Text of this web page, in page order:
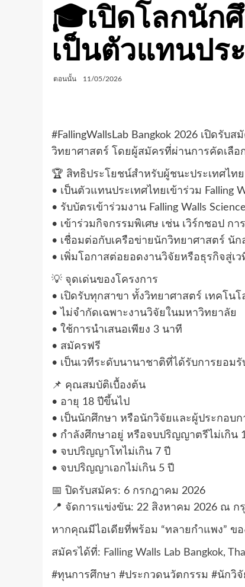
🎓เปิดโลกนัก
เป็นตัวแทนปร
ตอนนั้น 11/05/2026
#FallingWallsLab Bangkok 2026 เปิดรั
วิทยาศาสตร์ โดยผู้สมัครที่ผ่านการคัดเลื
🏆 สิทธิประโยชน์สำหรับผู้ชนะประเทศไทย
• เป็นตัวแทนประเทศไทยเข้าร่วม Falling
• รับบัตรเข้าร่วมงาน Falling Walls
• เข้าร่วมกิจกรรมพิเศษ เช่น เวิร์กชอป ก
• เชื่อมต่อกับเครือข่ายนักวิทยาศาสตร์ นั
• เพิ่มโอกาสต่อยอดงานวิจัยหรือธุรกิจสู่เ
💡 จุดเด่นของโครงการ
• เปิดรับทุกสาขา ทั้งวิทยาศาสตร์ เทคโน
• ไม่จำกัดเฉพาะงานวิจัยในมหาวิทยาลัย
• ใช้การนำเสนอเพียง 3 นาที
• สมัครฟรี
• เป็นเวทีระดับนานาชาติที่ได้รับการยอม
📌 คุณสมบัติเบื้องต้น
• อายุ 18 ปีขึ้นไป
• เป็นนักศึกษา หรือนักวิจัยและผู้ประกอบก
• กำลังศึกษาอยู่ หรือจบปริญญาตรีไม่เกิน
• จบปริญญาโทไม่เกิน 7 ปี
• จบปริญญาเอกไม่เกิน 5 ปี
📅 ปิดรับสมัคร: 6 กรกฎาคม 2026
📍 จัดการแข่งขัน: 22 สิงหาคม 2026 ณ ก
หากคุณมีไอเดียที่พร้อม “ทลายกำแพง”
สมัครได้ที่: Falling Walls Lab Bangkok,
#ทุนการศึกษา #ประกวดนวัตกรรม #นักวิจัย